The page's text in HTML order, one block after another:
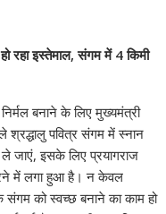
रहा इस्तेमाल, संगम में 4 किमी
बनाने के लिए मुख्यमंत्री
श्रद्धालु पवित्र संगम में स्नान
जाएं, इसके लिए प्रयागराज
में लगा हुआ है। न केवल
को स्वच्छ बनाने का काम हो